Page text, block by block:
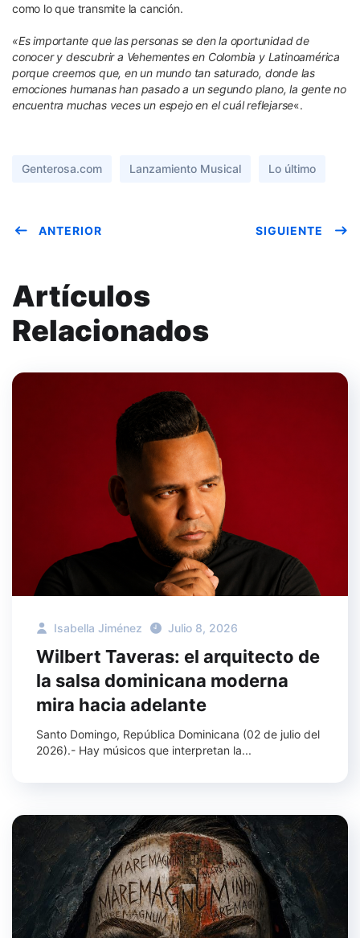
como lo que transmite la canción.
«Es importante que las personas se den la oportunidad de
conocer y descubrir a Vehementes en Colombia y Latinoamérica
porque creemos que, en un mundo tan saturado, donde las
emociones humanas han pasado a un segundo plano, la gente no
encuentra muchas veces un espejo en el cuál reflejarse«.
Genterosa.com Lanzamiento Musical Lo último
ANTERIOR SIGUIENTE
Artículos
Relacionados
Isabella Jiménez Julio 8, 2026
Wilbert Taveras: el arquitecto de
la salsa dominicana moderna
mira hacia adelante
Santo Domingo, República Dominicana (02 de julio del
2026).- Hay músicos que interpretan la...